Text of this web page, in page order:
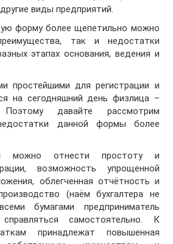
виды предприятий.
форму более щепетильно можно
так и недостатки
этапах основания, ведения и
простейшими для регистрации и
на сегодняшний день физлица –
Поэтому давайте рассмотрим
данной формы более
можно отнести простоту и
возможность упрощенной
облегченная отчётность и
(наём бухгалтера не
бумагами предприниматель
самостоятельно. К
принадлежат повышенная